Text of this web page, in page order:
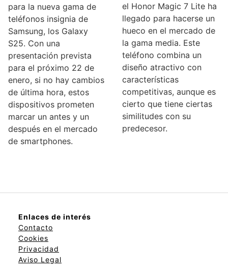
para la nueva gama de
teléfonos insignia de
Samsung, los Galaxy
S25. Con una
presentación prevista
para el próximo 22 de
enero, si no hay cambios
de última hora, estos
dispositivos prometen
marcar un antes y un
después en el mercado
de smartphones.
el Honor Magic 7 Lite ha
llegado para hacerse un
hueco en el mercado de
la gama media. Este
teléfono combina un
diseño atractivo con
características
competitivas, aunque es
cierto que tiene ciertas
similitudes con su
predecesor.
Enlaces de interés
Contacto
Cookies
Privacidad
Aviso Legal